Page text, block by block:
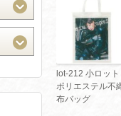
lot-212 小ロット
ポリエステル不
布バッグ